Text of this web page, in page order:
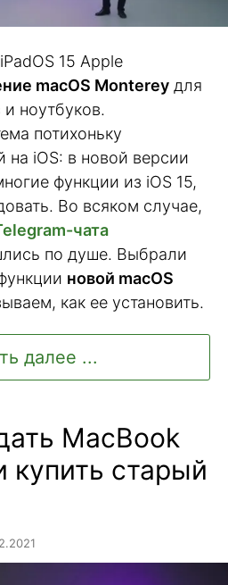
15 Apple
macOS Monterey для
ноутбуков.
потихоньку
на iOS: в новой версии
функции из iOS 15,
Во всяком случае,
чата
по душе. Выбрали
новой macOS
как ее установить.
далее ...
MacBook
купить старый